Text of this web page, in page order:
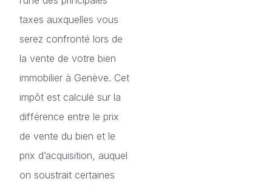
taxes auxquelles vous
serez confronté lors de
la vente de votre bien
immobilier à Genève. Cet
impôt est calculé sur la
différence entre le prix
de vente du bien et le
prix d’acquisition, auquel
on soustrait certaines